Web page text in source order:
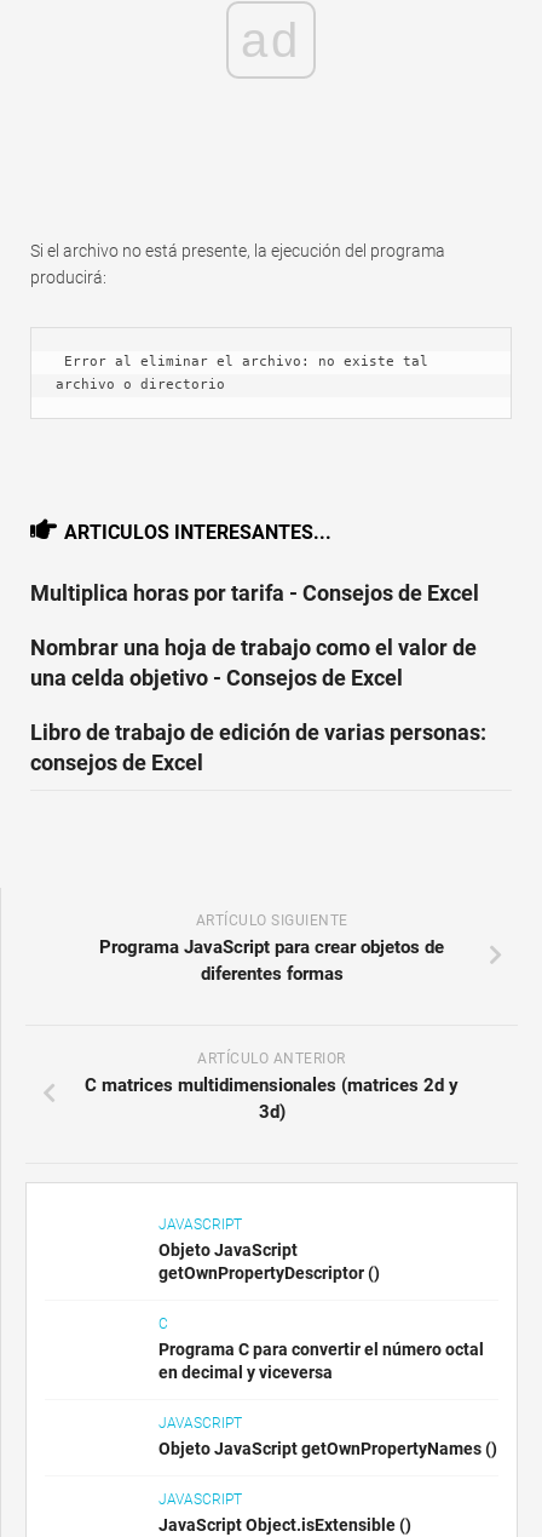
ad
Si el archivo no está presente, la ejecución del programa
producirá:
archivo o directorio
ARTICULOS INTERESANTES...
Multiplica horas por tarifa - Consejos de Excel
Nombrar una hoja de trabajo como el valor de
una celda objetivo - Consejos de Excel
Libro de trabajo de edición de varias personas:
consejos de Excel
ARTÍCULO SIGUIENTE
Programa JavaScript para crear objetos de
diferentes formas
ARTÍCULO ANTERIOR
C matrices multidimensionales (matrices 2d y
3d)
JAVASCRIPT
Objeto JavaScript
getOwnPropertyDescriptor ()
C
Programa C para convertir el número octal
en decimal y viceversa
JAVASCRIPT
Objeto JavaScript getOwnPropertyNames ()
JAVASCRIPT
JavaScript Object.isExtensible ()